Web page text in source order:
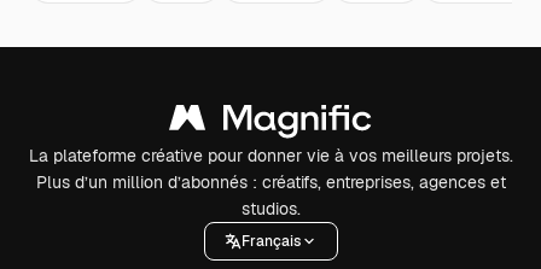
La plateforme créative pour donner vie à vos meilleurs projets.
Plus d’un million d’abonnés : créatifs, entreprises, agences et
studios.
Français